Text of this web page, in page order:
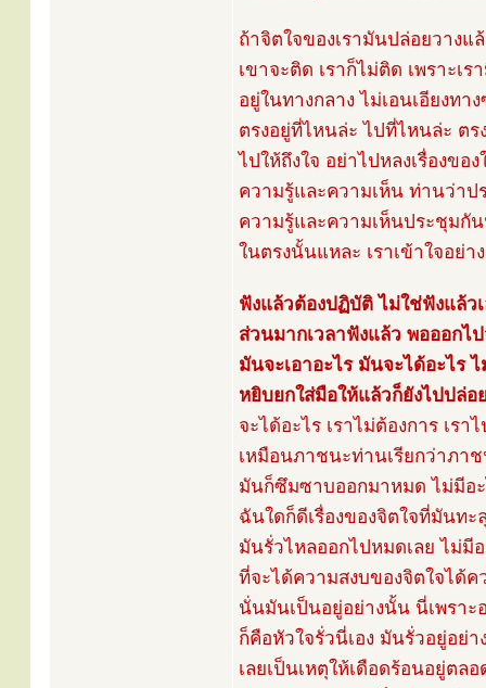
ถ้าจิตใจของเรามันปล่อยวางแ
เขาจะติด เราก็ไม่ติด เพราะเ
อยู่ในทางกลาง ไม่เอนเอียงทา
ตรงอยู่ที่ไหนล่ะ ไปที่ไหนล่ะ ต
ไปให้ถึงใจ อย่าไปหลงเรื่องขอ
ความรู้และความเห็น ท่านว่าป
ความรู้และความเห็นประชุมกั
ในตรงนั้นแหละ เราเข้าใจอย่า
ฟังแล้วต้องปฏิบัติ ไม่ใช่ฟังแล้ว
ส่วนมากเวลาฟังแล้ว พอออกไ
มันจะเอาอะไร มันจะได้อะไร ไ
หยิบยกใส่มือให้แล้วก็ยังไปปล่อ
จะได้อะไร เราไม่ต้องการ เรา
เหมือนภาชนะท่านเรียกว่าภา
มันก็ซึมซาบออกมาหมด ไม่มีอะ
ฉันใดก็ดีเรื่องของจิตใจที่มันทะ
มันรั่วไหลออกไปหมดเลย ไม่มี
ที่จะได้ความสงบของจิตใจได้
นั่นมันเป็นอยู่อย่างนั้น นี่เพรา
ก็คือหัวใจรั่วนี่เอง มันรั่วอยู่อย่
เลยเป็นเหตุให้เดือดร้อนอยู่ตลอ